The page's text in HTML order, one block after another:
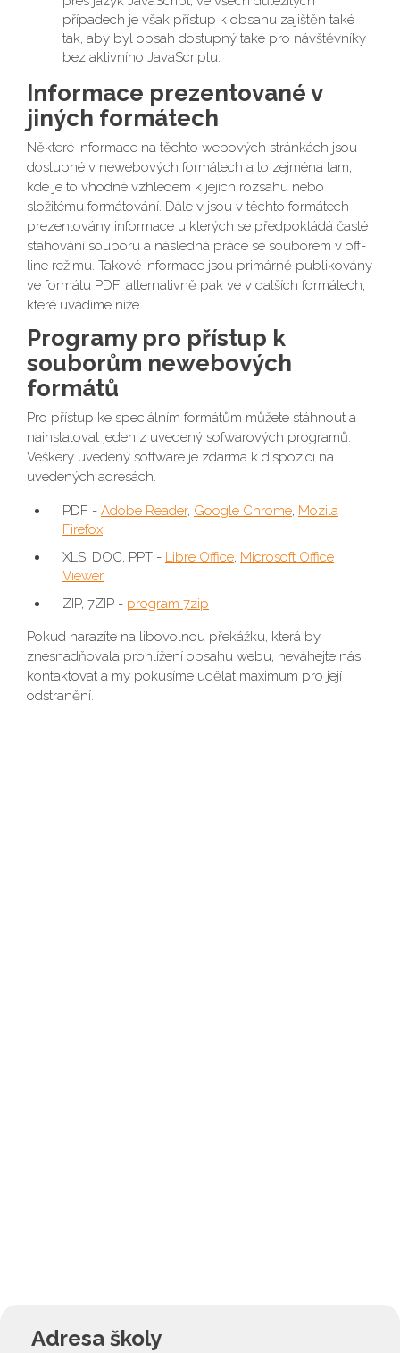
případech je však přístup k obsahu zajištěn také
tak, aby byl obsah dostupný také pro návštěvníky
bez aktivního JavaScriptu.
Informace prezentované v
jiných formátech
Některé informace na těchto webových stránkách jsou
dostupné v newebových formátech a to zejména tam,
kde je to vhodné vzhledem k jejich rozsahu nebo
složitému formátování. Dále v jsou v těchto formátech
prezentovány informace u kterých se předpokládá časté
stahování souboru a následná práce se souborem v off-
line režimu. Takové informace jsou primárně publikovány
ve formátu PDF, alternativně pak ve v dalších formátech,
které uvádíme níže.
Programy pro přístup k
souborům newebových
formátů
Pro přístup ke speciálním formátům můžete stáhnout a
nainstalovat jeden z uvedený sofwarových programů.
Veškerý uvedený software je zdarma k dispozici na
uvedených adresách.
PDF - Adobe Reader, Google Chrome, Mozila
Firefox
XLS, DOC, PPT - Libre Office, Microsoft Office
Viewer
ZIP, 7ZIP - program 7zip
Pokud narazíte na libovolnou překážku, která by
znesnadňovala prohlížení obsahu webu, neváhejte nás
kontaktovat a my pokusíme udělat maximum pro její
odstranění.
Adresa školy